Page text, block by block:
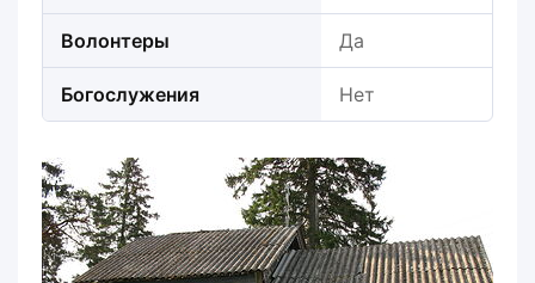
Волонтеры Да
Богослужения Нет